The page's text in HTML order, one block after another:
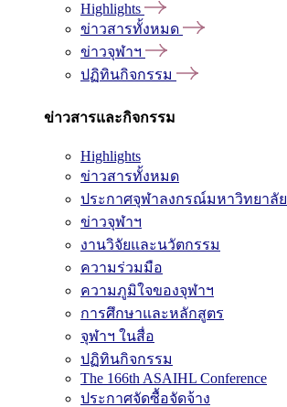
Highlights
ข่าวสารทั้งหมด
ข่าวจุฬาฯ
ปฏิทินกิจกรรม
ข่าวสารและกิจกรรม
Highlights
ข่าวสารทั้งหมด
ประกาศจุฬาลงกรณ์มหาวิทยาลัย
ข่าวจุฬาฯ
งานวิจัยและนวัตกรรม
ความร่วมมือ
ความภูมิใจของจุฬาฯ
การศึกษาและหลักสูตร
จุฬาฯ ในสื่อ
ปฏิทินกิจกรรม
The 166th ASAIHL Conference
ประกาศจัดซื้อจัดจ้าง